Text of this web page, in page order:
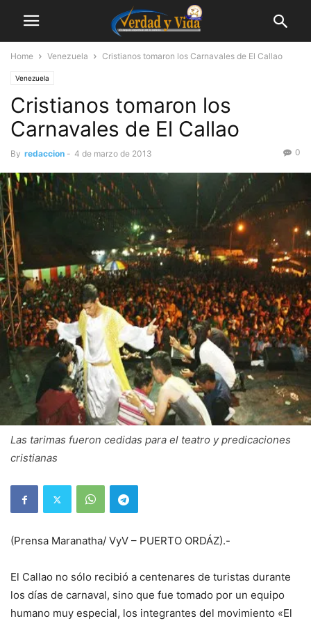
Home Venezuela Cristianos tomaron los Carnavales de El Callao
Venezuela
Cristianos tomaron los
Carnavales de El Callao
By redaccion - 4 de marzo de 2013 0
Las tarimas fueron cedidas para el teatro y predicaciones
cristianas
(Prensa Maranatha/ VyV – PUERTO ORDÁZ).-
El Callao no sólo recibió a centenares de turistas durante
los días de carnaval, sino que fue tomado por un equipo
humano muy especial, los integrantes del movimiento «El